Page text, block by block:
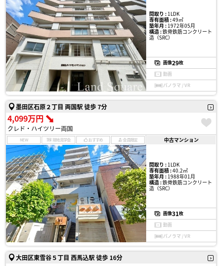
間取り :1LDK
専有面積 :49㎡
築年月 :1972年05月
構造 :鉄骨鉄筋コンクリート
造（SRC）
画像29枚
動画
パノラマ / VR
墨田区石原２丁目 両国駅 徒歩 7分
4,099万円
クレド・ハイツリー両国
NEW 現地見学会 おすすめ 会員限定 中古マンション
間取り :1LDK
専有面積 :40.2㎡
築年月 :1988年01月
構造 :鉄骨鉄筋コンクリート
造（SRC）
画像31枚
動画
パノラマ / VR
大田区東雪谷５丁目 西馬込駅 徒歩 16分